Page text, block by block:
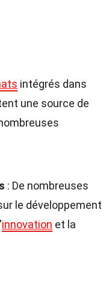
intégrés dans
une source de
: De nombreuses
le développement
innovation et la